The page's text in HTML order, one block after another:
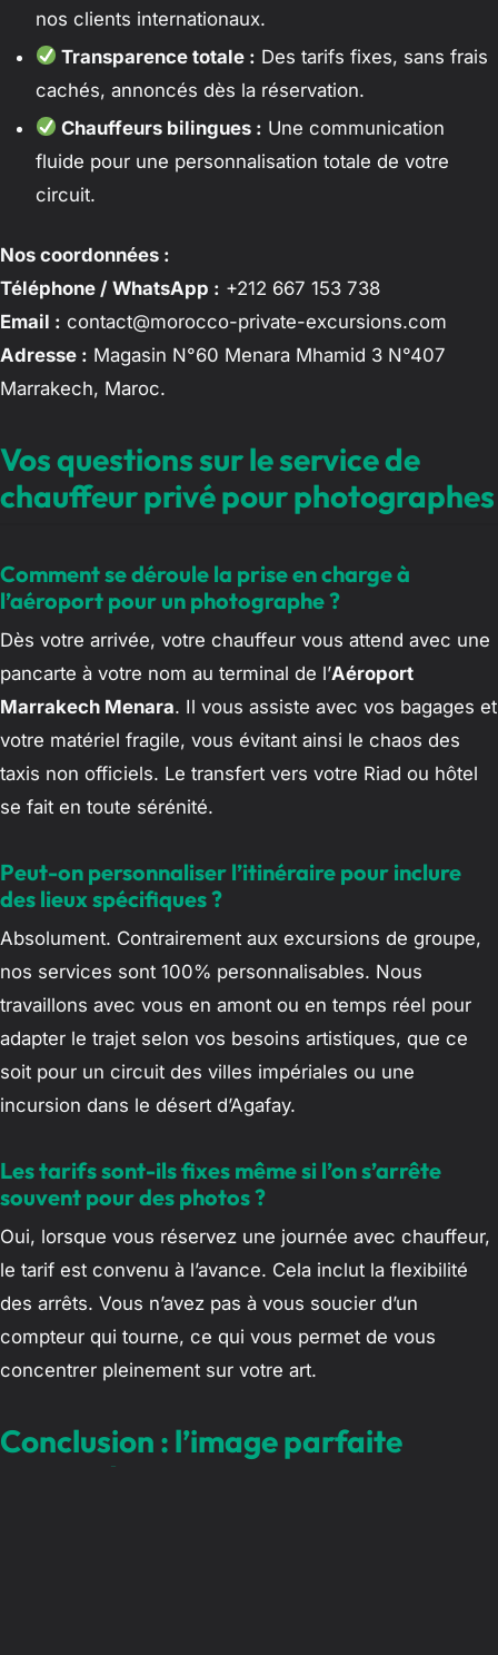
nos clients internationaux.
Transparence totale : Des tarifs fixes, sans frais
cachés, annoncés dès la réservation.
Chauffeurs bilingues : Une communication
fluide pour une personnalisation totale de votre
circuit.
Nos coordonnées :
Téléphone / WhatsApp : +212 667 153 738
Email : contact@morocco-private-excursions.com
Adresse : Magasin N°60 Menara Mhamid 3 N°407
Marrakech, Maroc.
Vos questions sur le service de
chauffeur privé pour photographes
Comment se déroule la prise en charge à
l’aéroport pour un photographe ?
Dès votre arrivée, votre chauffeur vous attend avec une
pancarte à votre nom au terminal de l’Aéroport
Marrakech Menara. Il vous assiste avec vos bagages et
votre matériel fragile, vous évitant ainsi le chaos des
taxis non officiels. Le transfert vers votre Riad ou hôtel
se fait en toute sérénité.
Peut-on personnaliser l’itinéraire pour inclure
des lieux spécifiques ?
Absolument. Contrairement aux excursions de groupe,
nos services sont 100% personnalisables. Nous
travaillons avec vous en amont ou en temps réel pour
adapter le trajet selon vos besoins artistiques, que ce
soit pour un circuit des villes impériales ou une
incursion dans le désert d’Agafay.
Les tarifs sont-ils fixes même si l’on s’arrête
souvent pour des photos ?
Oui, lorsque vous réservez une journée avec chauffeur,
le tarif est convenu à l’avance. Cela inclut la flexibilité
des arrêts. Vous n’avez pas à vous soucier d’un
compteur qui tourne, ce qui vous permet de vous
concentrer pleinement sur votre art.
Conclusion : l’image parfaite
n’attend que vous